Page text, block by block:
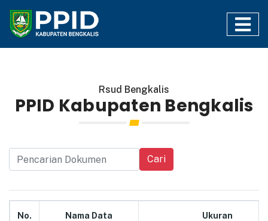
Rsud Bengkalis
PPID Kabupaten Bengkalis
Cari
No. Nama Data Ukuran